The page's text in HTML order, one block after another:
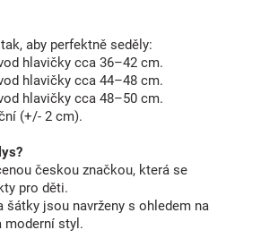
aby perfektně seděly:
hlavičky cca 36–42 cm.
hlavičky cca 44–48 cm.
hlavičky cca 48–50 cm.
(+/- 2 cm).
českou značkou, která se
pro děti.
šátky jsou navrženy s ohledem na
moderní styl.